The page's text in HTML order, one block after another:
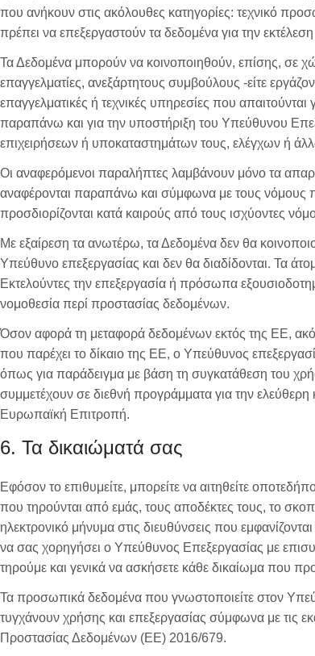
που ανήκουν στις ακόλουθες κατηγορίες: τεχνικό
πρέπει να επεξεργαστούν τα δεδομένα για την
Τα Δεδομένα μπορούν να κοινοποιηθούν, επίσης, σε
επαγγελματίες, ανεξάρτητους συμβούλους -είτε
επαγγελματικές ή τεχνικές υπηρεσίες που
παραπάνω και για την υποστήριξη του Υπεύθυνου
επιχειρήσεων ή υποκαταστημάτων τους, ελέγχων ή
Οι αναφερόμενοι παραλήπτες λαμβάνουν μόνο τα
αναφέρονται παραπάνω και σύμφωνα με τους νόμους
προσδιορίζονται κατά καιρούς από τους ισχύοντες
Με εξαίρεση τα ανωτέρω, τα Δεδομένα δεν θα
Υπεύθυνο επεξεργασίας και δεν θα διαδίδονται. Τα
Εκτελούντες την επεξεργασία ή πρόσωπα
νομοθεσία περί προστασίας δεδομένων.
Όσον αφορά τη μεταφορά δεδομένων εκτός της ΕΕ,
που παρέχει το δίκαιο της ΕΕ, ο Υπεύθυνος
όπως για παράδειγμα με βάση τη συγκατάθεση του
συμμετέχουν σε διεθνή προγράμματα για την
Ευρωπαϊκή Επιτροπή.
6. Τα δικαιώματά σας
Εφόσον το επιθυμείτε, μπορείτε να αιτηθείτε
που τηρούνται από εμάς, τους αποδέκτες τους, το
ηλεκτρονικό μήνυμα στις διευθύνσεις που
να σας χορηγήσει ο Υπεύθυνος Επεξεργασίας με
τηρούμε και γενικά να ασκήσετε κάθε δικαίωμα που
Τα προσωπικά δεδομένα που γνωστοποιείτε στον
τυγχάνουν χρήσης και επεξεργασίας σύμφωνα με τις
Προστασίας Δεδομένων (ΕΕ) 2016/679.